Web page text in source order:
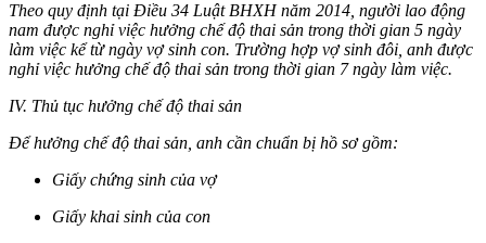
Theo quy định tại Điều 34 Luật BHXH năm 2014, người lao động
nam được nghỉ việc hưởng chế độ thai sản trong thời gian 5 ngày
làm việc kể từ ngày vợ sinh con. Trường hợp vợ sinh đôi, anh được
nghỉ việc hưởng chế độ thai sản trong thời gian 7 ngày làm việc.
IV. Thủ tục hưởng chế độ thai sản
Để hưởng chế độ thai sản, anh cần chuẩn bị hồ sơ gồm:
Giấy chứng sinh của vợ
Giấy khai sinh của con